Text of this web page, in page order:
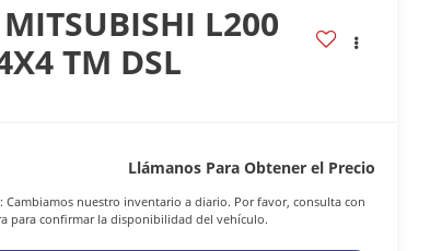
MITSUBISHI L200
TM DSL
Llámanos Para Obtener el Precio
Cambiamos nuestro inventario a diario. Por favor, consulta con
para confirmar la disponibilidad del vehículo.